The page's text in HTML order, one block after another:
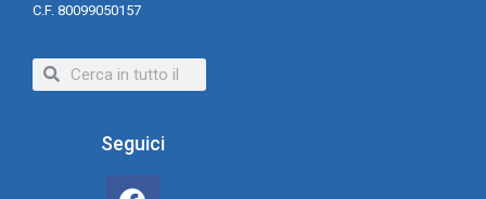
C.F. 80099050157
Seguici